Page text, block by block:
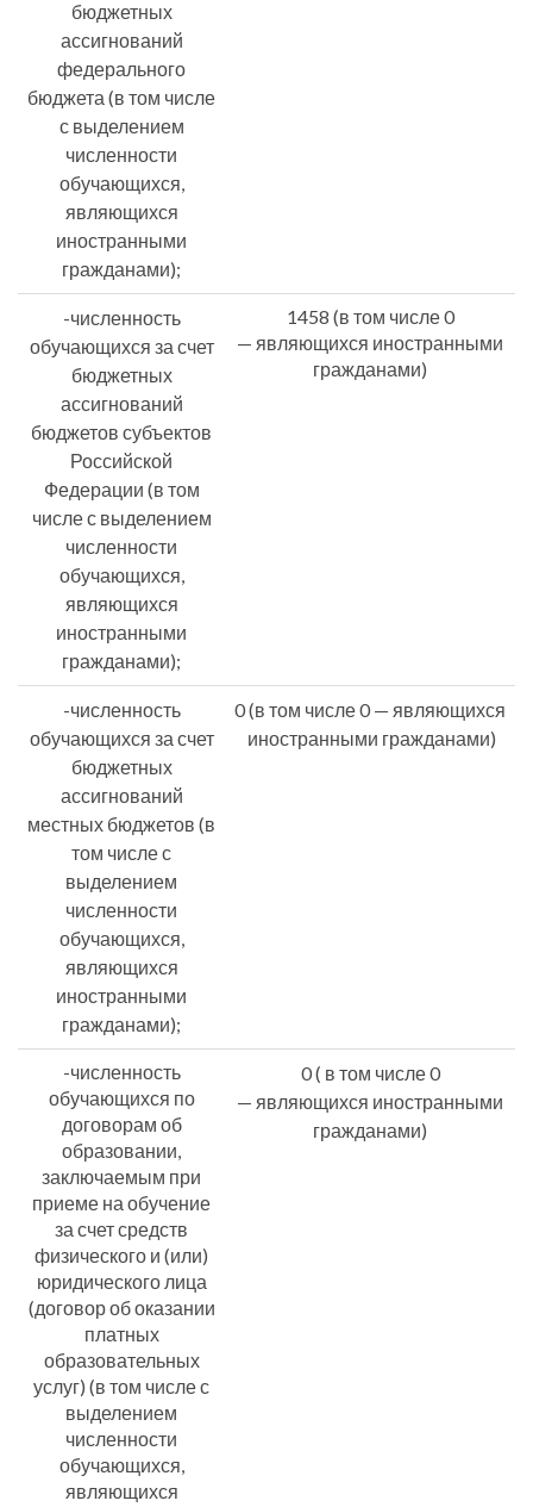
бюджетных
ассигнований
федерального
бюджета (в том числе
с выделением
численности
обучающихся,
являющихся
иностранными
гражданами);
-численность
обучающихся за счет
бюджетных
ассигнований
бюджетов субъектов
Российской
Федерации (в том
числе с выделением
численности
обучающихся,
являющихся
иностранными
гражданами);
1458 (в том числе 0
— являющихся иностранными
гражданами)
-численность
обучающихся за счет
бюджетных
ассигнований
местных бюджетов (в
том числе с
выделением
численности
обучающихся,
являющихся
иностранными
гражданами);
0 (в том числе 0 — являющихся
иностранными гражданами)
-численность
обучающихся по
договорам об
образовании,
заключаемым при
приеме на обучение
за счет средств
физического и (или)
юридического лица
(договор об оказании
платных
образовательных
услуг) (в том числе с
выделением
численности
обучающихся,
являющихся
0 ( в том числе 0
— являющихся иностранными
гражданами)